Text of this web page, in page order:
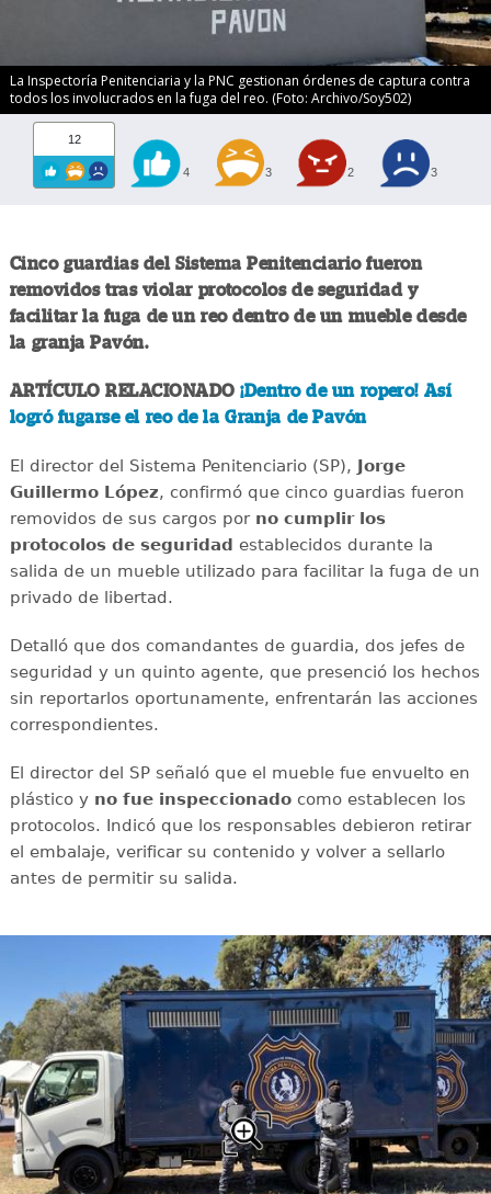
La Inspectoría Penitenciaria y la PNC gestionan órdenes de captura contra
todos los involucrados en la fuga del reo. (Foto: Archivo/Soy502)
12
4 3 2 3
Cinco guardias del Sistema Penitenciario fueron
removidos tras violar protocolos de seguridad y
facilitar la fuga de un reo dentro de un mueble desde
la granja Pavón.
ARTÍCULO RELACIONADO¡Dentro de un ropero! Así
logró fugarse el reo de la Granja de Pavón
El director del Sistema Penitenciario (SP), Jorge
Guillermo López, confirmó que cinco guardias fueron
removidos de sus cargos por no cumplir los
protocolos de seguridad establecidos durante la
salida de un mueble utilizado para facilitar la fuga de un
privado de libertad.
Detalló que dos comandantes de guardia, dos jefes de
seguridad y un quinto agente, que presenció los hechos
sin reportarlos oportunamente, enfrentarán las acciones
correspondientes.
El director del SP señaló que el mueble fue envuelto en
plástico y no fue inspeccionadocomo establecen los
protocolos. Indicó que los responsables debieron retirar
el embalaje, verificar su contenido y volver a sellarlo
antes de permitir su salida.